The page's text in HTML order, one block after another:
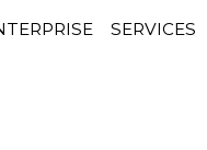
SERVICES